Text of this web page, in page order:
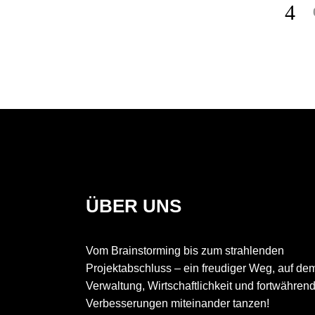
ÜBER UNS
Vom Brainstorming bis zum strahlenden
Projektabschluss – ein freudiger Weg, auf
Verwaltung, Wirtschaftlichkeit und
Verbesserungen miteinander tanzen!